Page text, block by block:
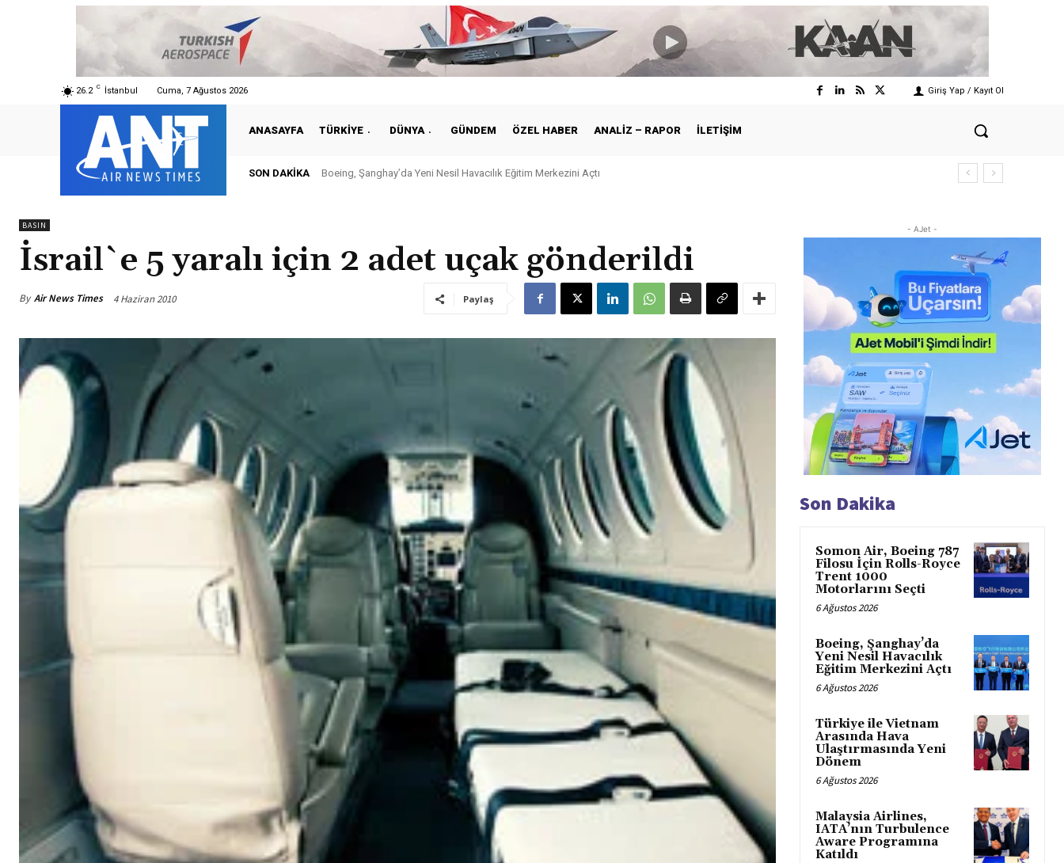
26.2 C İstanbul Cuma, 7 Ağustos 2026 Giriş Yap / Kayıt Ol
ANASAYFA TÜRKIYE DÜNYA GÜNDEM ÖZEL HABER ANALIZ – RAPOR İLETIŞIM
SON DAKIKA Boeing, Şanghay’da Yeni Nesil Havacılık Eğitim Merkezini Açtı
BASIN
İsrail`e 5 yaralı için 2 adet uçak gönderildi
By Air News Times 4 Haziran 2010 Paylaş
- AJet -
Son Dakika
Somon Air, Boeing 787
Filosu İçin Rolls-Royce
Trent 1000
Motorlarını Seçti
6 Ağustos 2026
Boeing, Şanghay’da
Yeni Nesil Havacılık
Eğitim Merkezini Açtı
6 Ağustos 2026
Türkiye ile Vietnam
Arasında Hava
Ulaştırmasında Yeni
Dönem
6 Ağustos 2026
Malaysia Airlines,
IATA’nın Turbulence
Aware Programına
Katıldı